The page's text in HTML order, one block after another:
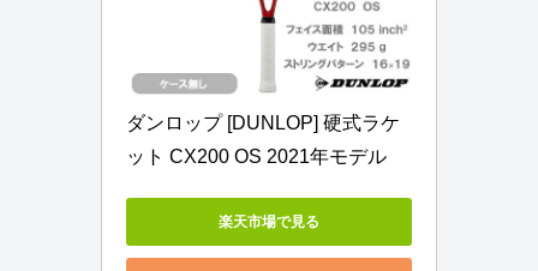
ダンロップ [DUNLOP] 硬式ラケ
ット CX200 OS 2021年モデル
楽天市場で見る